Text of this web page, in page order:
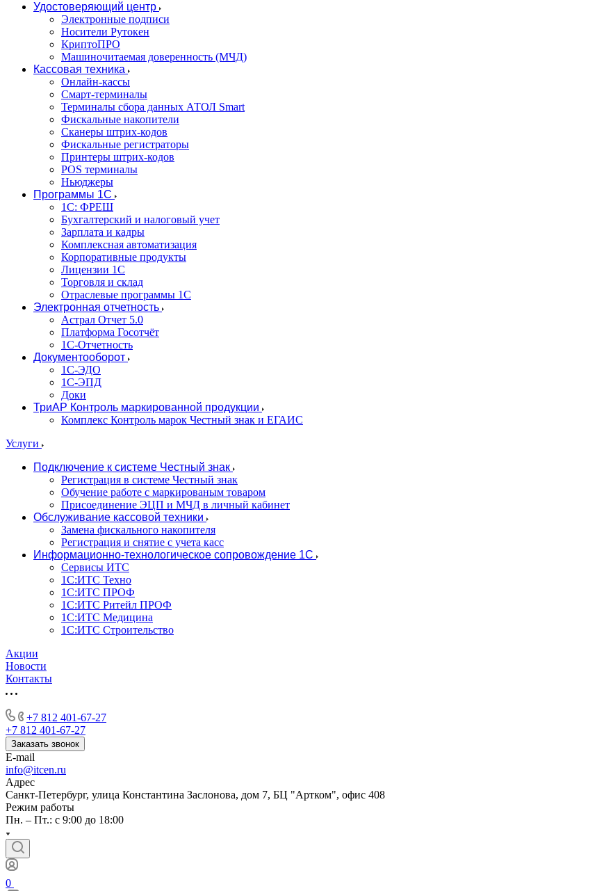
Удостоверяющий центр
Электронные подписи
Носители Рутокен
КриптоПРО
Машиночитаемая доверенность (МЧД)
Кассовая техника
Онлайн-кассы
Смарт-терминалы
Терминалы сбора данных АТОЛ Smart
Фискальные накопители
Сканеры штрих-кодов
Фискальные регистраторы
Принтеры штрих-кодов
POS терминалы
Ньюджеры
Программы 1С
1C: ФРЕШ
Бухгалтерский и налоговый учет
Зарплата и кадры
Комплексная автоматизация
Корпоративные продукты
Лицензии 1С
Торговля и склад
Отраслевые программы 1С
Электронная отчетность
Астрал Отчет 5.0
Платформа Госотчёт
1С-Отчетность
Документооборот
1С-ЭДО
1С-ЭПД
Доки
ТриАР Контроль маркированной продукции
Комплекс Контроль марок Честный знак и ЕГАИС
Услуги
Подключение к системе Честный знак
Регистрация в системе Честный знак
Обучение работе с маркированым товаром
Присоединение ЭЦП и МЧД в личный кабинет
Обслуживание кассовой техники
Замена фискального накопителя
Регистрация и снятие с учета касс
Информационно-технологическое сопровождение 1C
Сервисы ИТС
1С:ИТС Техно
1С:ИТС ПРОФ
1С:ИТС Ритейл ПРОФ
1С:ИТС Медицина
1С:ИТС Строительство
Акции
Новости
Контакты
+7 812 401-67-27
+7 812 401-67-27
Заказать звонок
E-mail
info@itcen.ru
Адрес
Санкт-Петербург, улица Константина Заслонова, дом 7, БЦ "Артком", офис 408
Режим работы
Пн. – Пт.: с 9:00 до 18:00
0